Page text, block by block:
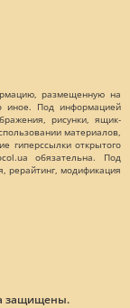
размещенную на
иное. Под информацией
рисунки, ящик-
материалов,
гиперссылки открытого
обязательна. Под
рерайтинг, модификация
защищены.